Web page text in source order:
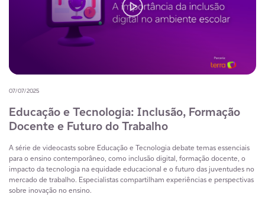
07/07/2025
Educação e Tecnologia: Inclusão, Formação
Docente e Futuro do Trabalho
A série de videocasts sobre Educação e Tecnologia debate temas essenciais
para o ensino contemporâneo, como inclusão digital, formação docente, o
impacto da tecnologia na equidade educacional e o futuro das juventudes no
mercado de trabalho. Especialistas compartilham experiências e perspectivas
sobre inovação no ensino.